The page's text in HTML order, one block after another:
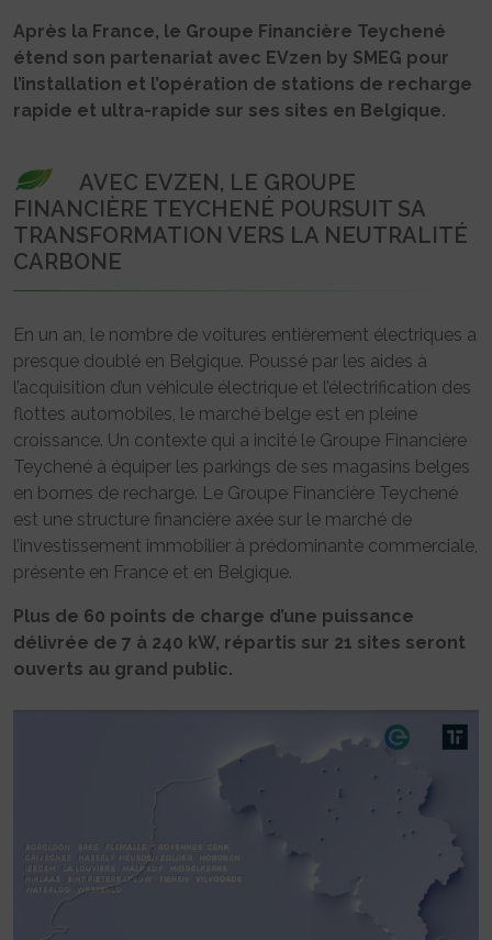
Après la France, le Groupe Financière Teychené
étend son partenariat avec EVzen by SMEG pour
l’installation et l’opération de stations de recharge
rapide et ultra-rapide sur ses sites en Belgique.
AVEC EVZEN, LE GROUPE
FINANCIÈRE TEYCHENÉ POURSUIT SA
TRANSFORMATION VERS LA NEUTRALITÉ
CARBONE
En un an, le nombre de voitures entièrement électriques a
presque doublé en Belgique. Poussé par les aides à
l’acquisition d’un véhicule électrique et l’électrification des
flottes automobiles, le marché belge est en pleine
croissance. Un contexte qui a incité le Groupe Financière
Teychené à équiper les parkings de ses magasins belges
en bornes de recharge. Le Groupe Financière Teychené
est une structure financière axée sur le marché de
l’investissement immobilier à prédominante commerciale,
présente en France et en Belgique.
Plus de 60 points de charge d’une puissance
délivrée de 7 à 240 kW, répartis sur 21 sites seront
ouverts au grand public.